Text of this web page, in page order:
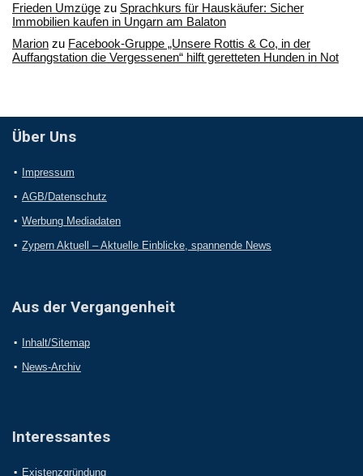
Frieden Umzüge zu Sprachkurs für Hauskäufer: Sicher
Immobilien kaufen in Ungarn am Balaton
Marion zu Facebook-Gruppe „Unsere Rottis & Co, in der
Auffangstation die Vergessenen“ hilft geretteten Hunden in Not
Über Uns
Impressum
AGB/Datenschutz
Werbung Mediadaten
Zypern Aktuell – Aktuelle Einblicke, spannende News
Aus der Vergangenheit
Inhalt/Sitemap
News-Archiv
Interessantes
Existenzgründung